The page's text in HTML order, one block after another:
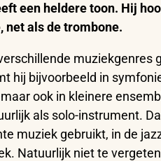
een heldere toon. Hij
net als de trombone.
muziekgenres
hij bijvoorbeeld in
ook in kleinere
als solo-instrument.
muziek gebruikt, in de
Natuurlijk niet te